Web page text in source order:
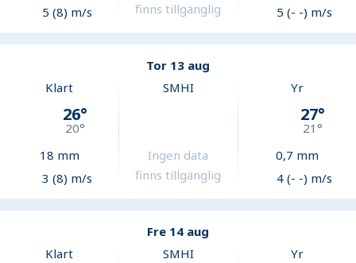
5 (8) m/s
finns tillgänglig
5 (- -) m/s
Tor 13 aug
Klart
26°
20°
18 mm
3 (8) m/s
SMHI
Ingen data
finns tillgänglig
Yr
27°
21°
0,7 mm
4 (- -) m/s
Fre 14 aug
Klart
SMHI Yr